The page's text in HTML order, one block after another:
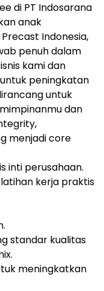
di PT Indosarana
anak
Indonesia,
penuh dalam
kami dan
peningkatan
untuk
dan
menjadi core
inti perusahaan.
kerja praktis
standar kualitas
meningkatkan